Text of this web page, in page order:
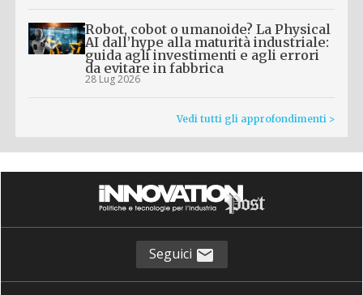
Robot, cobot o umanoide? La Physical
AI dall’hype alla maturità industriale:
guida agli investimenti e agli errori
da evitare in fabbrica
28 Lug 2026
Vedi tutti gli approfondimenti >
Seguici